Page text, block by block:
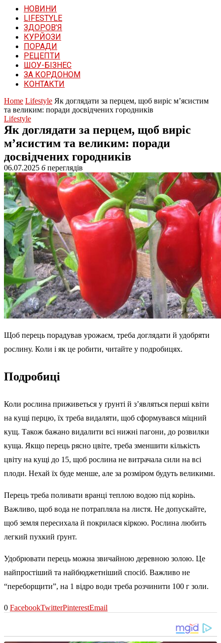
НОВИНИ
LIFESTYLE
ЗДОРОВ’Я
КУРЙОЗИ
ПОРАДИ
РЕЦЕПТИ
ШОУ-БІЗНЕС
ЗА КОРДОНОМ
КОНТАКТИ
Home Lifestyle Як доглядати за перцем, щоб виріс м’ясистим
та великим: поради досвідчених городників
Lifestyle
Як доглядати за перцем, щоб виріс
м’ясистим та великим: поради
досвідчених городників
06.07.2025 6 переглядів
Щоб перець порадував урожаєм, треба доглядати й удобряти
рослину. Коли і як це робити, читайте у подробицях.
Подробиці
Коли рослина приживеться у ґрунті й з’являться перші квіти
на кущі перцю, їх треба видаляти, щоб сформувався міцний
кущ. Також бажано видалити всі нижні пагони, до розвилки
куща. Якщо перець рясно цвіте, треба зменшити кількість
цвіту на кущі до 15, щоб рослина не витрачала сили на всі
плоди. Нехай їх буде менше, але за розміром будуть великими.
Перець треба поливати вранці теплою водою під корінь.
Важливо, щоб вода не потрапляла на листя. Не допускайте,
щоб земля пересихала й покрилася кіркою. Рослина любить
легкий пухкий ґрунт.
Удобрювати перець можна звичайною деревною золою. Це
найпростіший та найбюджетніший спосіб. Важливо не
“переборщити”, на 1 відро води треба розчинити 100 г золи.
0 FacebookTwitterPinterestEmail